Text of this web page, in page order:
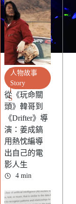
E
L
A
T
E
D
P
O
S
T
S
人物故事
Story
從《玩命關
頭》韓哥到
《Drifter》導
演：姜成鎬
用熱忱編導
出自己的電
影人生
4 min